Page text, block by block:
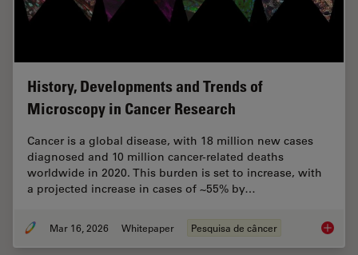
History, Developments and Trends of
Microscopy in Cancer Research
Cancer is a global disease, with 18 million new cases
diagnosed and 10 million cancer-related deaths
worldwide in 2020. This burden is set to increase, with
a projected increase in cases of ~55% by…
Mar 16, 2026 Whitepaper Pesquisa de câncer